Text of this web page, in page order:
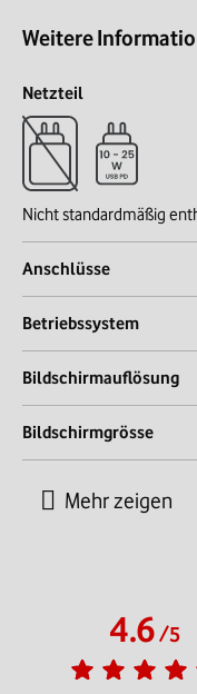
Weitere
Netzteil
Nicht standardmäßig
Anschlüsse
Betriebssystem
Bildschirmauflösung
Bildschirmgrösse
4.6/5